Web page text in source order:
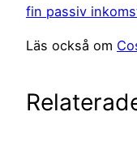
fin passiv
Läs också om